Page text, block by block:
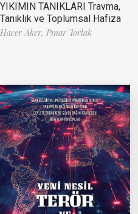
YIKIMIN TANIKLARI Travma,
Tanıklık ve Toplumsal Hafıza
Hacer Aker, Pınar Torlak